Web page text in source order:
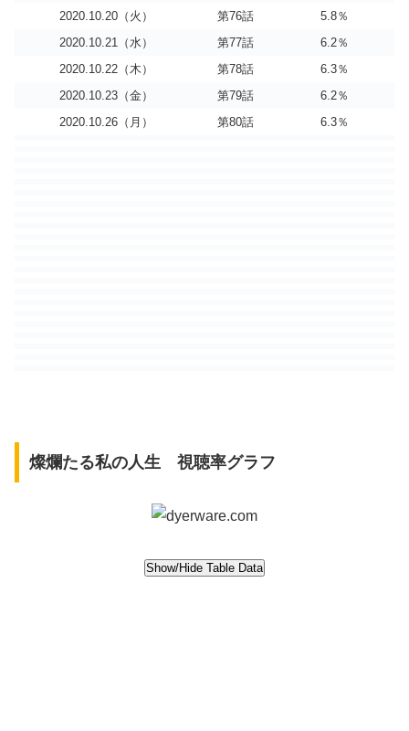
2020.10.20（火）
第76話
5.8％
2020.10.21（水）
第77話
6.2％
2020.10.22（木）
第78話
6.3％
2020.10.23（金）
第79話
6.2％
2020.10.26（月）
第80話 6.3％
燦爛たる私の人生 視聴率グラフ